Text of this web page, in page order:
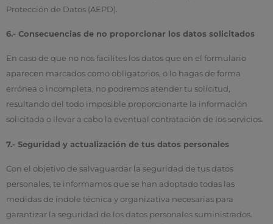
Protección de Datos (AEPD).
6.- Consecuencias de no proporcionar los datos solicitados
En caso de que no nos facilites los datos que en el formulario
aparecen marcados como obligatorios, o lo hagas de forma
errónea o incompleta, no podremos atender tu solicitud,
resultando del todo imposible proporcionarte la información
solicitada o llevar a cabo la eventual contratación de los servicios.
7.- Seguridad y actualización de tus datos personales
Con el objetivo de salvaguardar la seguridad de tus datos
personales, te informamos que se han adoptado todas las
medidas de índole técnica y organizativa necesarias para
garantizar la seguridad de los datos personales suministrados.